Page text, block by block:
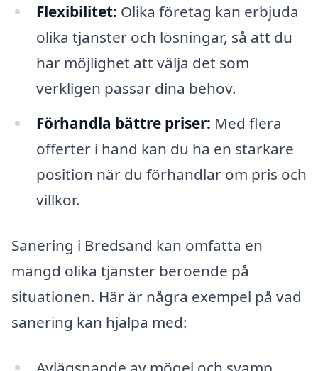
Flexibilitet: Olika företag kan erbjuda
olika tjänster och lösningar, så att du
har möjlighet att välja det som
verkligen passar dina behov.
Förhandla bättre priser: Med flera
offerter i hand kan du ha en starkare
position när du förhandlar om pris och
villkor.
Sanering i Bredsand kan omfatta en
mängd olika tjänster beroende på
situationen. Här är några exempel på vad
sanering kan hjälpa med: